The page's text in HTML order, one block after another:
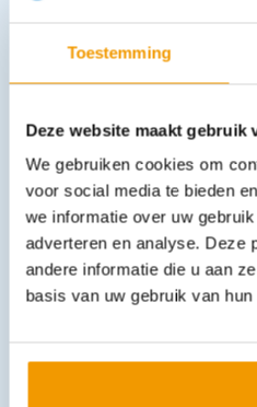
Toestemming
Deze website maakt gebruik
We gebruiken cookies om
voor social media te bieden
we informatie over uw
adverteren en analyse. Deze
andere informatie die u aan
basis van uw gebruik van
Eerste Hulp tas Backpack Junior Soft